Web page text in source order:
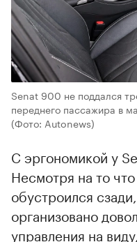
Senat 900 не поддался
переднего пассажира в
(Фото: Autonews)
С эргономикой у
Несмотря на то
обустроился
организовано
управления на